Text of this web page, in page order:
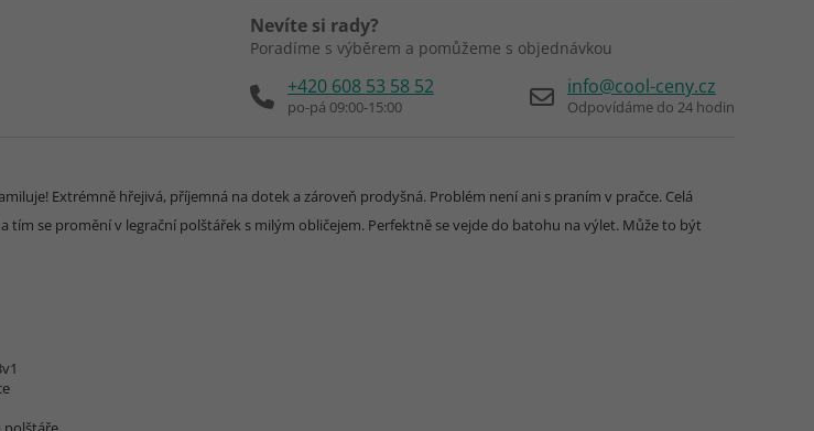
Nevíte si rady?
Poradíme s výběrem a pomůžeme s objednávkou
+420 608 53 58 52
po-pá 09:00-15:00
info@cool-ceny.cz
Odpovídáme do 24 hodin
Extrémně hřejivá, příjemná na dotek a zároveň prodyšná. Problém není ani s praním v pračce. Celá
tím se promění v legrační polštářek s milým obličejem. Perfektně se vejde do batohu na výlet. Může to být